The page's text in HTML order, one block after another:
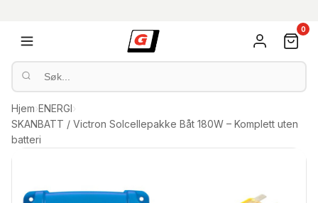
0
Hjem›ENERGI›
SKANBATT / Victron Solcellepakke Båt 180W – Komplett uten
batteri